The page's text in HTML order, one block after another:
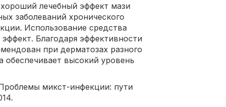
лечебный эффект мази
заболеваний хронического
Использование средства
Благодаря эффективности
при дерматозах разного
высокий уровень
микст-инфекции: пути